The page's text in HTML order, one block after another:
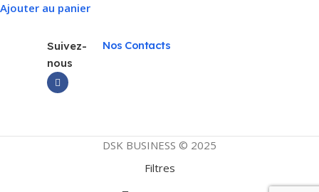
Ajouter au panier
Suivez-
nous
Nos Contacts
DSK BUSINESS © 2025
Filtres